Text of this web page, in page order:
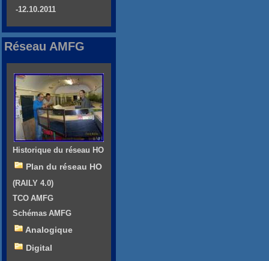
-12.10.2011
Réseau AMFG
Historique du réseau HO
Plan du réseau HO
(RAILY 4.0)
TCO AMFG
Schémas AMFG
Analogique
Digital